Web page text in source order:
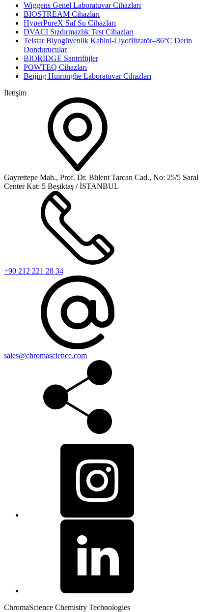
Wiggens Genel Laboratuvar Cihazları
BIOSTREAM Cihazları
HyperPureX Saf Su Cihazları
DVACI Sızdırmazlık Test Cihazları
Telstar Biyogüvenlik Kabini-Liyofilizatör–86°C Derin
Dondurucular
BIORIDGE Santrifüjler
POWTEQ Cihazları
Beijing Huironghe Laboratuvar Cihazları
İletişim
Gayrettepe Mah., Prof. Dr. Bülent Tarcan Cad., No: 25/5 Saral
Center Kat: 5 Beşiktaş / İSTANBUL
+90 212 221 28 34
sales@chromascience.com
ChromaScience Chemistry Technologies